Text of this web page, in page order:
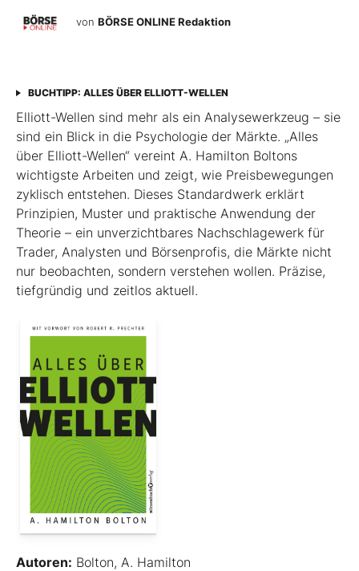
von BÖRSE ONLINE Redaktion
BUCHTIPP: ALLES ÜBER ELLIOTT-WELLEN
Elliott-Wellen sind mehr als ein Analysewerkzeug – sie
sind ein Blick in die Psychologie der Märkte. „Alles
über Elliott-Wellen“ vereint A. Hamilton Boltons
wichtigste Arbeiten und zeigt, wie Preisbewegungen
zyklisch entstehen. Dieses Standardwerk erklärt
Prinzipien, Muster und praktische Anwendung der
Theorie – ein unverzichtbares Nachschlagewerk für
Trader, Analysten und Börsenprofis, die Märkte nicht
nur beobachten, sondern verstehen wollen. Präzise,
tiefgründig und zeitlos aktuell.
Autoren: Bolton, A. Hamilton